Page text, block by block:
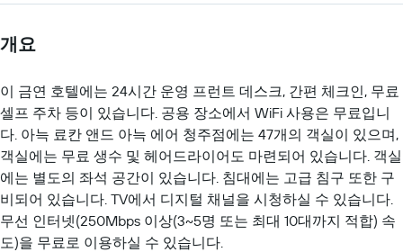
개요
이 금연 호텔에는 24시간 운영 프런트 데스크, 간편 체크인, 무료
셀프 주차 등이 있습니다. 공용 장소에서 WiFi 사용은 무료입니
다. 아늑 료칸 앤드 아늑 에어 청주점에는 47개의 객실이 있으며,
객실에는 무료 생수 및 헤어드라이어도 마련되어 있습니다. 객실
에는 별도의 좌석 공간이 있습니다. 침대에는 고급 침구 또한 구
비되어 있습니다. TV에서 디지털 채널을 시청하실 수 있습니다.
무선 인터넷(250Mbps 이상(3~5명 또는 최대 10대까지 적합) 속
도)을 무료로 이용하실 수 있습니다.